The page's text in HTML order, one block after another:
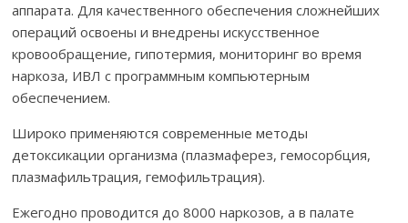
аппарата. Для качественного обеспечения сложнейших
операций освоены и внедрены искусственное
кровообращение, гипотермия, мониторинг во время
наркоза, ИВЛ с программным компьютерным
обеспечением.
Широко применяются современные методы
детоксикации организма (плазмаферез, гемосорбция,
плазмафильтрация, гемофильтрация).
Ежегодно проводится до 8000 наркозов, а в палате